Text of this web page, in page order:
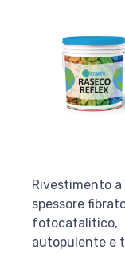
Rivestimento a
spessore
fotocatalitico,
autopulente e